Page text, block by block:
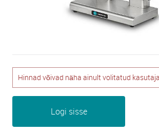
Hinnad võivad näha ainult volitatud
Logi sisse